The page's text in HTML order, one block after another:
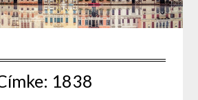
1838